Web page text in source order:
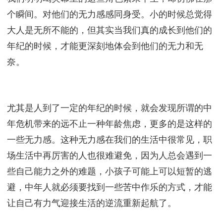
个瞬间。对他们的无力感感同身受。小的时候总觉得
大人是无所不能的，但其实当我们真的成长到他们的
年纪的时候，才能更深刻地体会到他们的无力和无
奈。
尤其是人到了一定的年纪的时候，就会发现所谓的中
年危机带来的远不止一种年龄焦虑，更多的是这样的
一些无力感。这种无力感在我们的生活中很常见，职
场生活中再厉害的人也很难避免，因为人总会遇到一
些自己能力之外的难题，小孩子可能上可以短暂的逃
避，中年人就必须要找到一些苦中作乐的方式，才能
让自己有力气迎接生活的逆流重新起航了。